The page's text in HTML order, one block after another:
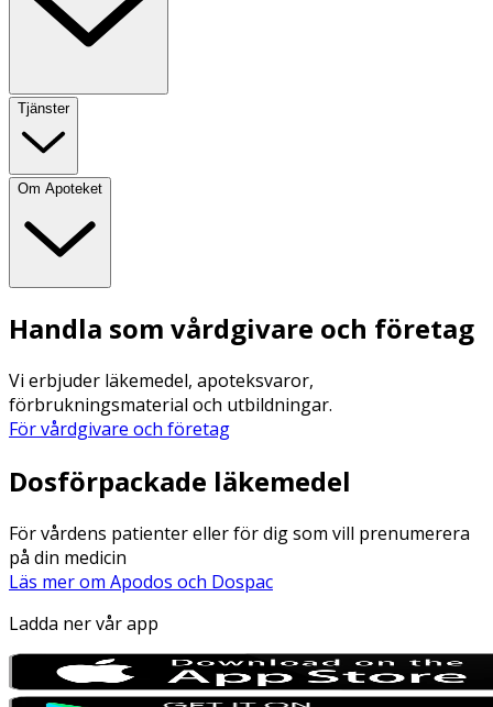
Tjänster
Om Apoteket
Handla som vårdgivare och företag
Vi erbjuder läkemedel, apoteksvaror,
förbrukningsmaterial och utbildningar.
För vårdgivare och företag
Dosförpackade läkemedel
För vårdens patienter eller för dig som vill prenumerera
på din medicin
Läs mer om Apodos och Dospac
Ladda ner vår app